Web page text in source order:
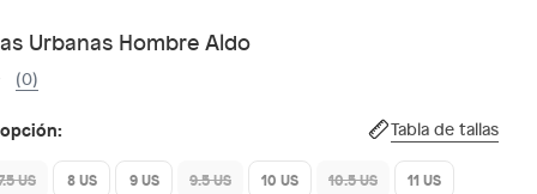
Urbanas Hombre Aldo
(0)
Tabla de tallas
US 8 US 9 US 9.5 US 10 US 10.5 US 11 US